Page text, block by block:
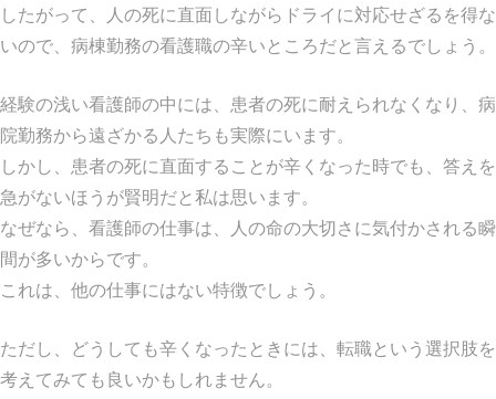
したがって、人の死に直面しながらドライに対応せざるを得な
いので、病棟勤務の看護職の辛いところだと言えるでしょう。
経験の浅い看護師の中には、患者の死に耐えられなくなり、病
院勤務から遠ざかる人たちも実際にいます。
しかし、患者の死に直面することが辛くなった時でも、答えを
急がないほうが賢明だと私は思います。
なぜなら、看護師の仕事は、人の命の大切さに気付かされる瞬
間が多いからです。
これは、他の仕事にはない特徴でしょう。
ただし、どうしても辛くなったときには、転職という選択肢を
考えてみても良いかもしれません。